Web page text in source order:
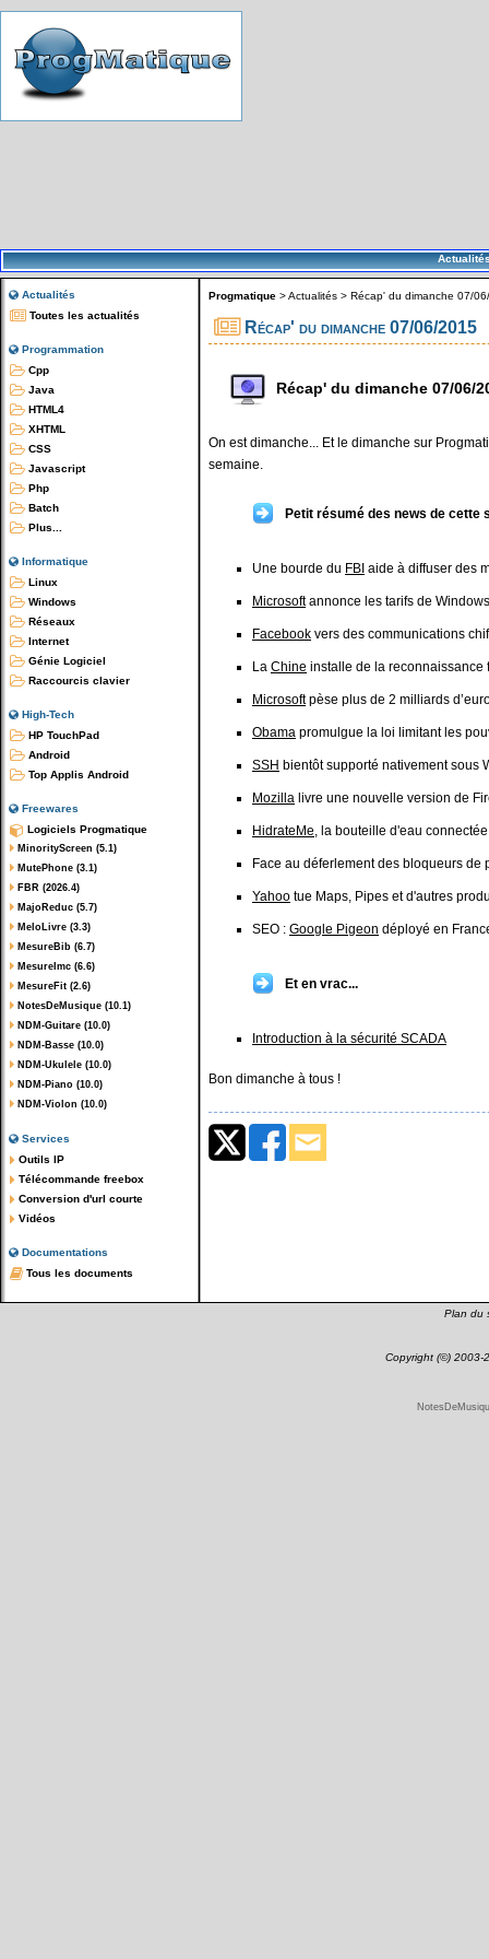
Actualités
Toutes les actualités
Programmation
Cpp
Java
HTML4
XHTML
CSS
Javascript
Php
Batch
Plus...
Informatique
Linux
Windows
Réseaux
Internet
Génie Logiciel
Raccourcis clavier
High-Tech
HP TouchPad
Android
Top Applis Android
Freewares
Logiciels Progmatique
MinorityScreen (5.1)
MutePhone (3.1)
FBR (2026.4)
MajoReduc (5.7)
MeloLivre (3.3)
MesureBib (6.7)
MesureImc (6.6)
MesureFit (2.6)
NotesDeMusique (10.1)
NDM-Guitare (10.0)
NDM-Basse (10.0)
NDM-Ukulele (10.0)
NDM-Piano (10.0)
NDM-Violon (10.0)
Services
Outils IP
Télécommande freebox
Conversion d'url courte
Vidéos
Documentations
Tous les documents
Progmatique >Actualités > Récap' du dimanche 07/
Récap' du dimanche 07/06/2015
Récap' du dimanche 07/06/
On est dimanche... Et le dimanche sur
semaine.
Petit résumé des news de cette
Une bourde du FBI aide à diffuser des
Microsoftannonce les tarifs de
Facebook vers des communications
La Chine installe de la reconnaissance
Microsoftpèse plus de 2 milliards
Obama promulgue la loi limitant les
SSH bientôt supporté nativement sous
Mozilla livre une nouvelle version de
HidrateMe, la bouteille d'eau
Face au déferlement des bloqueurs de
Yahoo tue Maps, Pipes et d'autres
SEO : Google Pigeon déployé en
Et en vrac...
Introduction à la sécurité SCADA
Bon dimanche à tous !
Plan du
Copyright (©) 2003-